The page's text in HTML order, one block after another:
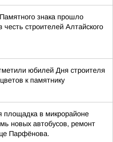
знака прошло
честь строителей Алтайского
юбилей Дня строителя
к памятнику
площадка в микрорайоне
новых автобусов, ремонт
Парфёнова.